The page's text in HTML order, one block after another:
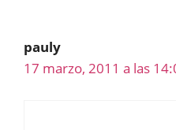
pauly
17 marzo, 2011 a las